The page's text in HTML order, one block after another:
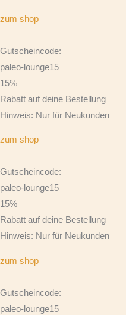
zum shop
Gutscheincode:
paleo-lounge15
15%
Rabatt auf deine Bestellung
Hinweis: Nur für Neukunden
zum shop
Gutscheincode:
paleo-lounge15
15%
Rabatt auf deine Bestellung
Hinweis: Nur für Neukunden
zum shop
Gutscheincode:
paleo-lounge15